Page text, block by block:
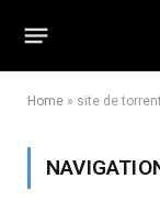
Home » site de